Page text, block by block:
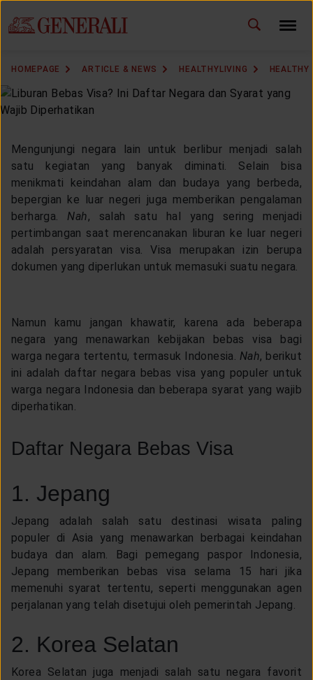
HOMEPAGE ARTICLE & NEWS HEALTHYLIVING HEALTHY
Mengunjungi negara lain untuk berlibur menjadi salah
satu kegiatan yang banyak diminati. Selain bisa
menikmati keindahan alam dan budaya yang berbeda,
bepergian ke luar negeri juga memberikan pengalaman
berharga. Nah, salah satu hal yang sering menjadi
pertimbangan saat merencanakan liburan ke luar negeri
adalah persyaratan visa. Visa merupakan izin berupa
dokumen yang diperlukan untuk memasuki suatu negara.
Namun kamu jangan khawatir, karena ada beberapa
negara yang menawarkan kebijakan bebas visa bagi
warga negara tertentu, termasuk Indonesia. Nah, berikut
ini adalah daftar negara bebas visa yang populer untuk
warga negara Indonesia dan beberapa syarat yang wajib
diperhatikan.
Daftar Negara Bebas Visa
1. Jepang
Jepang adalah salah satu destinasi wisata paling
populer di Asia yang menawarkan berbagai keindahan
budaya dan alam. Bagi pemegang paspor Indonesia,
Jepang memberikan bebas visa selama 15 hari jika
memenuhi syarat tertentu, seperti menggunakan agen
perjalanan yang telah disetujui oleh pemerintah Jepang.
2. Korea Selatan
Korea Selatan juga menjadi salah satu negara favorit
CHANGE LANGUAGE ID EN
MARKETING OFFICE
INSURANCE DICTIONARY
OUR SOLUTION
CUSTOMER SERVICE
ARTICLE & NEWS
ABOUT GENERALI